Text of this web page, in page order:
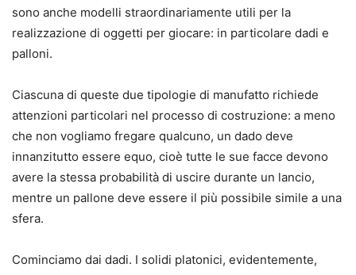
sono anche modelli straordinariamente utili per la
realizzazione di oggetti per giocare: in particolare dadi e
palloni.
Ciascuna di queste due tipologie di manufatto richiede
attenzioni particolari nel processo di costruzione: a meno
che non vogliamo fregare qualcuno, un dado deve
innanzitutto essere equo, cioè tutte le sue facce devono
avere la stessa probabilità di uscire durante un lancio,
mentre un pallone deve essere il più possibile simile a una
sfera.
Cominciamo dai dadi. I solidi platonici, evidentemente,